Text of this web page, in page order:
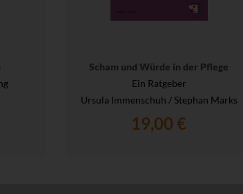
Scham und Würde in der Pflege
Ein Ratgeber
Ursula Immenschuh / Stephan Marks
19,00 €